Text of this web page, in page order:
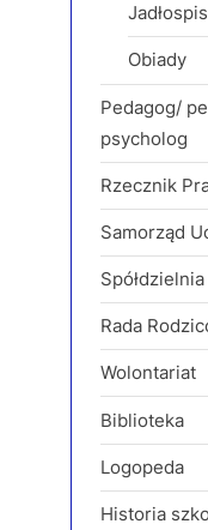
Jadłospis
Obiady
Pedagog/
psycholog
Rzecznik
Samorząd
Rada
Wolontariat
Biblioteka
Logopeda
Historia